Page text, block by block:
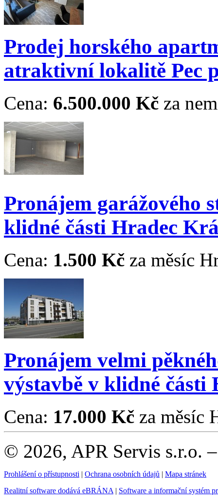
Prodej horského
atraktivní lokalitě Pec
Cena: 6.500.000 Kč za
Pronájem garážového
klidné části Hradec
Cena: 1.500 Kč za měsíc
Pronájem velmi
výstavbě v klidné části
Cena: 17.000 Kč za měsíc
© 2026, APR Servis s.r.o.
Prohlášení o přístupnosti | Ochrana osobních údajů | Mapa stránek
Realitní software dodává eBRÁNA | Software a informační systém